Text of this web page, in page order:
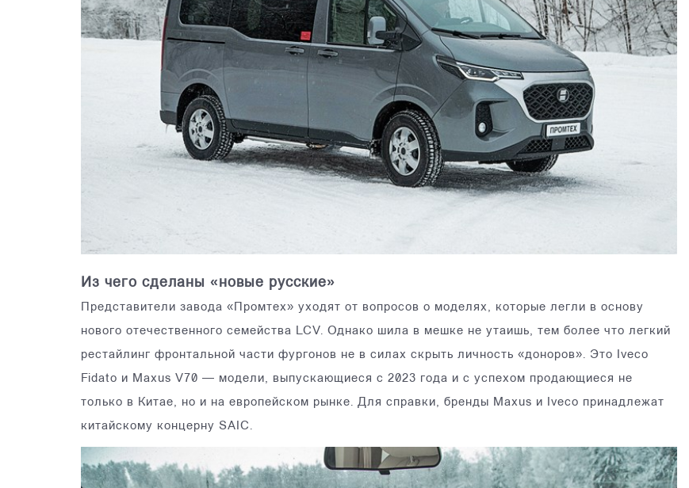
Из чего сделаны «новые русские»
Представители завода «Промтех» уходят от вопросов о моделях, которые легли в основу
нового отечественного семейства LCV. Однако шила в мешке не утаишь, тем более что легкий
рестайлинг фронтальной части фургонов не в силах скрыть личность «доноров». Это Iveco
Fidato и Maxus V70 — модели, выпускающиеся с 2023 года и с успехом продающиеся не
только в Китае, но и на европейском рынке. Для справки, бренды Maxus и Iveco принадлежат
китайскому концерну SAIC.